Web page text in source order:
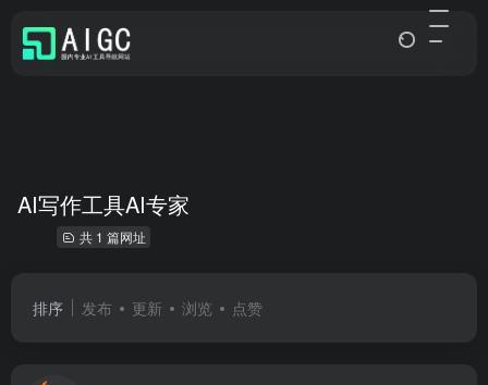
AI写作工具AI专家
共 1 篇网址
排序 发布 更新 浏览 点赞